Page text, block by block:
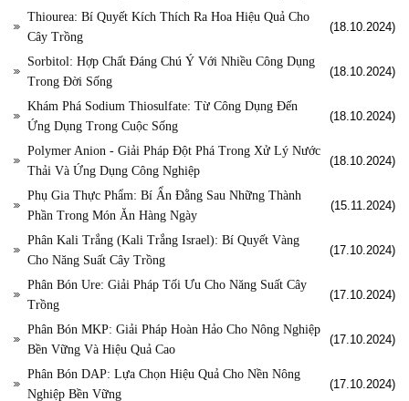
Thiourea: Bí Quyết Kích Thích Ra Hoa Hiệu Quả Cho
Cây Trồng
(18.10.2024)
Sorbitol: Hợp Chất Đáng Chú Ý Với Nhiều Công Dụng
Trong Đời Sống
(18.10.2024)
Khám Phá Sodium Thiosulfate: Từ Công Dụng Đến
Ứng Dụng Trong Cuộc Sống
(18.10.2024)
Polymer Anion - Giải Pháp Đột Phá Trong Xử Lý Nước
Thải Và Ứng Dụng Công Nghiệp
(18.10.2024)
Phụ Gia Thực Phẩm: Bí Ẩn Đằng Sau Những Thành
Phần Trong Món Ăn Hàng Ngày
(15.11.2024)
Phân Kali Trắng (Kali Trắng Israel): Bí Quyết Vàng
Cho Năng Suất Cây Trồng
(17.10.2024)
Phân Bón Ure: Giải Pháp Tối Ưu Cho Năng Suất Cây
Trồng
(17.10.2024)
Phân Bón MKP: Giải Pháp Hoàn Hảo Cho Nông Nghiệp
Bền Vững Và Hiệu Quả Cao
(17.10.2024)
Phân Bón DAP: Lựa Chọn Hiệu Quả Cho Nền Nông
Nghiệp Bền Vững
(17.10.2024)